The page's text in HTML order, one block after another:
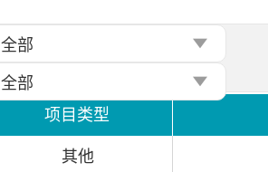
全部
全部
项目类型
其他